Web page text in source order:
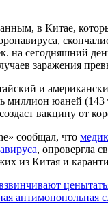
в Китае,
на сегодняшний
заражения
и
миллион юаней (143
вакцину от
сообщал, что
, опровергла
из Китая и
цены
антимонопольная